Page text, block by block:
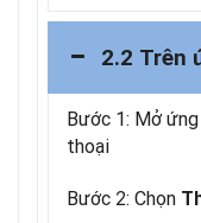
2.2 Trên
Bước 1: Mở
thoại
Bước 2: Chọn